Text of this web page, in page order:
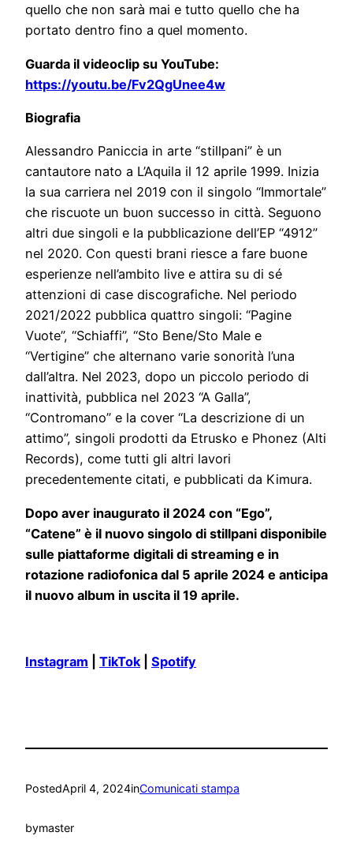
quello che non sarà mai e tutto quello che ha
portato dentro fino a quel momento.
Guarda il videoclip su YouTube:
https://youtu.be/Fv2QgUnee4w
Biografia
Alessandro Paniccia in arte “stillpani” è un
cantautore nato a L’Aquila il 12 aprile 1999. Inizia
la sua carriera nel 2019 con il singolo “Immortale”
che riscuote un buon successo in città. Seguono
altri due singoli e la pubblicazione dell’EP “4912”
nel 2020. Con questi brani riesce a fare buone
esperienze nell’ambito live e attira su di sé
attenzioni di case discografiche. Nel periodo
2021/2022 pubblica quattro singoli: “Pagine
Vuote”, “Schiaffi”, “Sto Bene/Sto Male e
“Vertigine” che alternano varie sonorità l’una
dall’altra. Nel 2023, dopo un piccolo periodo di
inattività, pubblica nel 2023 “A Galla”,
“Contromano” e la cover “La descrizione di un
attimo”, singoli prodotti da Etrusko e Phonez (Alti
Records), come tutti gli altri lavori
precedentemente citati, e pubblicati da Kimura.
Dopo aver inaugurato il 2024 con “Ego”,
“Catene” è il nuovo singolo di stillpani disponibile
sulle piattaforme digitali di streaming e in
rotazione radiofonica dal 5 aprile 2024 e anticipa
il nuovo album in uscita il 19 aprile.
Instagram TikTok| Spotify
PostedApril 4, 2024inComunicati stampa
bymaster